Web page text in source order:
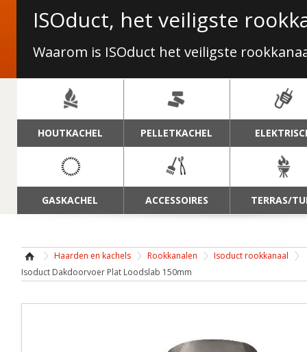
ISOduct, het veiligste
Waarom is ISOduct het veiligste
NAVIGATIE
HOUTKACHEL PELLETKACHEL
GASKACHEL ACCESSOIRES TERRAS/
Haarden en kachels Rookkanalen
Isoduct rookkanaal
Isoduct Dakdoorvoer Plat Loodslab 150mm